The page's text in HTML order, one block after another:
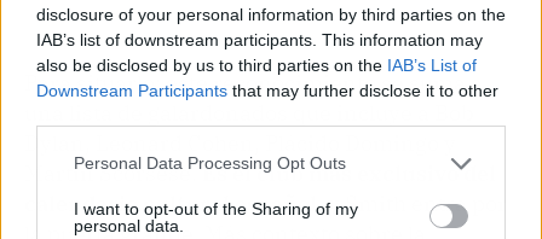
disclosure of your personal information by third parties on the
IAB’s list of downstream participants. This information may
also be disclosed by us to third parties on the IAB’s List of
Downstream Participants that may further disclose it to other
Personal Data Processing Opt Outs
I want to opt-out of the Sharing of my
personal data.
Para situarlo: este reconocimiento se suma a
Martin Scorsese.Es el club más exclusivo del
calendario cultural español, y Smith entra por
la puerta grande. Más contexto sobre la